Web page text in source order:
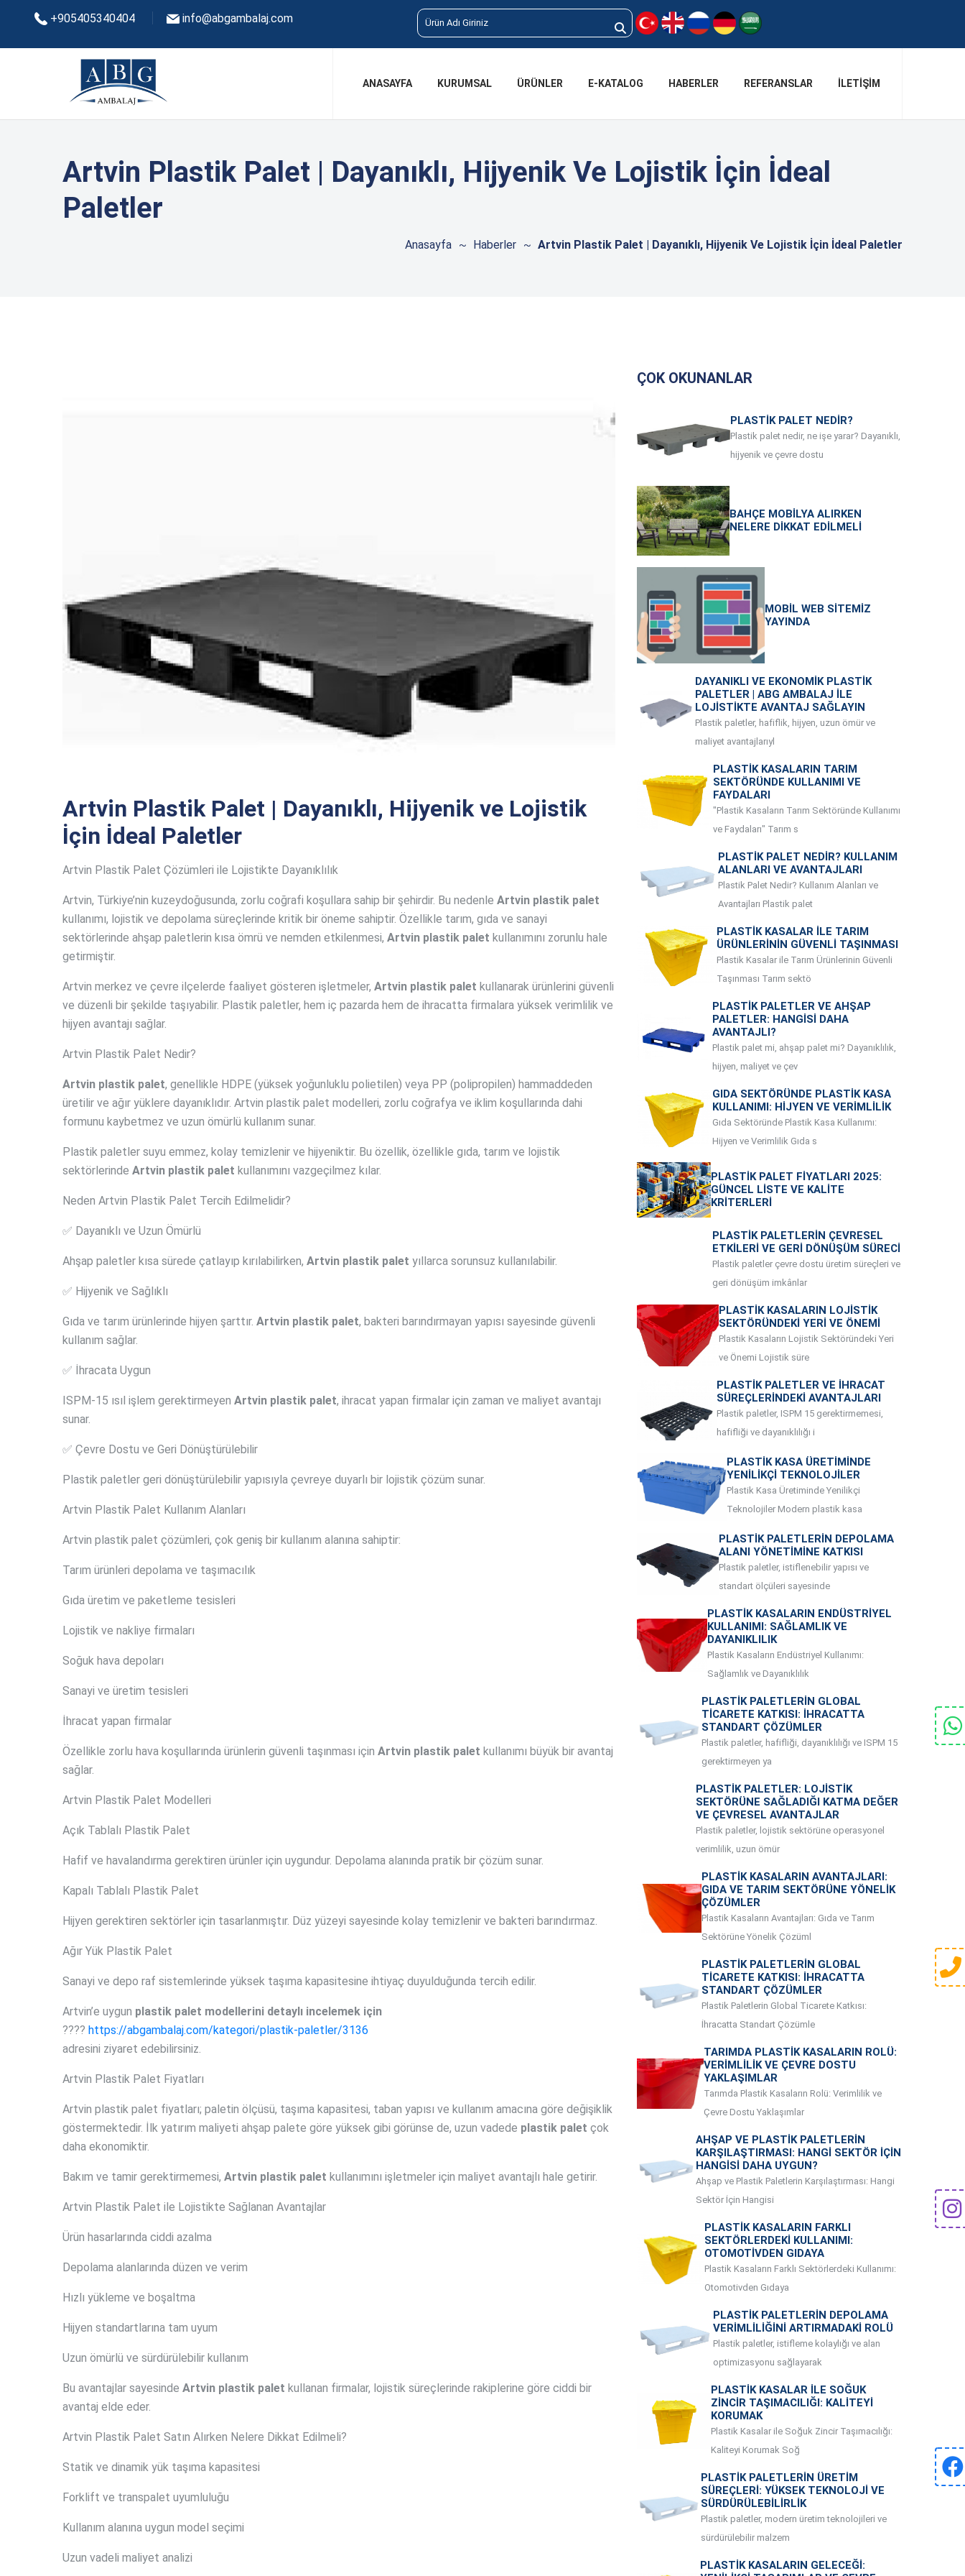
+905405340404 info@abgambalaj.com
ANASAYFA KURUMSAL ÜRÜNLER E-KATALOG HABERLER REFERANSLAR İLETIŞIM
Artvin Plastik Palet | Dayanıklı, Hijyenik Ve Lojistik İçin İdeal
Paletler
Anasayfa Haberler Artvin Plastik Palet | Dayanıklı, Hijyenik Ve Lojistik İçin İdeal Paletler
Artvin Plastik Palet | Dayanıklı, Hijyenik ve Lojistik
İçin İdeal Paletler
Artvin Plastik Palet Çözümleri ile Lojistikte Dayanıklılık
Artvin, Türkiye’nin kuzeydoğusunda, zorlu coğrafi koşullara sahip bir şehirdir. Bu nedenle Artvin plastik palet
kullanımı, lojistik ve depolama süreçlerinde kritik bir öneme sahiptir. Özellikle tarım, gıda ve sanayi
sektörlerinde ahşap paletlerin kısa ömrü ve nemden etkilenmesi, Artvin plastik palet kullanımını zorunlu hale
getirmiştir.
Artvin merkez ve çevre ilçelerde faaliyet gösteren işletmeler, Artvin plastik palet kullanarak ürünlerini güvenli
ve düzenli bir şekilde taşıyabilir. Plastik paletler, hem iç pazarda hem de ihracatta firmalara yüksek verimlilik ve
hijyen avantajı sağlar.
Artvin Plastik Palet Nedir?
Artvin plastik palet, genellikle HDPE (yüksek yoğunluklu polietilen) veya PP (polipropilen) hammaddeden
üretilir ve ağır yüklere dayanıklıdır. Artvin plastik palet modelleri, zorlu coğrafya ve iklim koşullarında dahi
formunu kaybetmez ve uzun ömürlü kullanım sunar.
Plastik paletler suyu emmez, kolay temizlenir ve hijyeniktir. Bu özellik, özellikle gıda, tarım ve lojistik
sektörlerinde Artvin plastik palet kullanımını vazgeçilmez kılar.
Neden Artvin Plastik Palet Tercih Edilmelidir?
✅ Dayanıklı ve Uzun Ömürlü
Ahşap paletler kısa sürede çatlayıp kırılabilirken, Artvin plastik palet yıllarca sorunsuz kullanılabilir.
✅ Hijyenik ve Sağlıklı
Gıda ve tarım ürünlerinde hijyen şarttır. Artvin plastik palet, bakteri barındırmayan yapısı sayesinde güvenli
kullanım sağlar.
✅ İhracata Uygun
ISPM-15 ısıl işlem gerektirmeyen Artvin plastik palet, ihracat yapan firmalar için zaman ve maliyet avantajı
sunar.
✅ Çevre Dostu ve Geri Dönüştürülebilir
Plastik paletler geri dönüştürülebilir yapısıyla çevreye duyarlı bir lojistik çözüm sunar.
Artvin Plastik Palet Kullanım Alanları
Artvin plastik palet çözümleri, çok geniş bir kullanım alanına sahiptir:
Tarım ürünleri depolama ve taşımacılık
Gıda üretim ve paketleme tesisleri
Lojistik ve nakliye firmaları
Soğuk hava depoları
Sanayi ve üretim tesisleri
İhracat yapan firmalar
Özellikle zorlu hava koşullarında ürünlerin güvenli taşınması için Artvin plastik palet kullanımı büyük bir avantaj
sağlar.
Artvin Plastik Palet Modelleri
Açık Tablalı Plastik Palet
Hafif ve havalandırma gerektiren ürünler için uygundur. Depolama alanında pratik bir çözüm sunar.
Kapalı Tablalı Plastik Palet
Hijyen gerektiren sektörler için tasarlanmıştır. Düz yüzeyi sayesinde kolay temizlenir ve bakteri barındırmaz.
Ağır Yük Plastik Palet
Sanayi ve depo raf sistemlerinde yüksek taşıma kapasitesine ihtiyaç duyulduğunda tercih edilir.
Artvin’e uygun plastik palet modellerini detaylı incelemek için
???? https://abgambalaj.com/kategori/plastik-paletler/3136
adresini ziyaret edebilirsiniz.
Artvin Plastik Palet Fiyatları
Artvin plastik palet fiyatları; paletin ölçüsü, taşıma kapasitesi, taban yapısı ve kullanım amacına göre değişiklik
göstermektedir. İlk yatırım maliyeti ahşap palete göre yüksek gibi görünse de, uzun vadede plastik palet çok
daha ekonomiktir.
Bakım ve tamir gerektirmemesi, Artvin plastik palet kullanımını işletmeler için maliyet avantajlı hale getirir.
Artvin Plastik Palet ile Lojistikte Sağlanan Avantajlar
Ürün hasarlarında ciddi azalma
Depolama alanlarında düzen ve verim
Hızlı yükleme ve boşaltma
Hijyen standartlarına tam uyum
Uzun ömürlü ve sürdürülebilir kullanım
Bu avantajlar sayesinde Artvin plastik palet kullanan firmalar, lojistik süreçlerinde rakiplerine göre ciddi bir
avantaj elde eder.
Artvin Plastik Palet Satın Alırken Nelere Dikkat Edilmeli?
Statik ve dinamik yük taşıma kapasitesi
Forklift ve transpalet uyumluluğu
Kullanım alanına uygun model seçimi
Uzun vadeli maliyet analizi
ÇOK OKUNANLAR
PLASTIK PALET NEDIR?
Plastik palet nedir, ne işe yarar? Dayanıklı,
hijyenik ve çevre dostu
BAHÇE MOBILYA ALIRKEN
NELERE DIKKAT EDILMELI
MOBIL WEB SITEMIZ
YAYINDA
DAYANIKLI VE EKONOMIK PLASTIK
PALETLER | ABG AMBALAJ ILE
LOJISTIKTE AVANTAJ SAĞLAYIN
Plastik paletler, hafiflik, hijyen, uzun ömür ve
maliyet avantajlarıyl
PLASTIK KASALARIN TARIM
SEKTÖRÜNDE KULLANIMI VE
FAYDALARI
"Plastik Kasaların Tarım Sektöründe Kullanımı
ve Faydaları" Tarım s
PLASTIK PALET NEDIR? KULLANIM
ALANLARI VE AVANTAJLARI
Plastik Palet Nedir? Kullanım Alanları ve
Avantajları Plastik palet
PLASTIK KASALAR ILE TARIM
ÜRÜNLERININ GÜVENLI TAŞINMASI
Plastik Kasalar ile Tarım Ürünlerinin Güvenli
Taşınması Tarım sektö
PLASTIK PALETLER VE AHŞAP
PALETLER: HANGISI DAHA
AVANTAJLI?
Plastik palet mi, ahşap palet mi? Dayanıklılık,
hijyen, maliyet ve çev
GIDA SEKTÖRÜNDE PLASTIK KASA
KULLANIMI: HIJYEN VE VERIMLILIK
Gıda Sektöründe Plastik Kasa Kullanımı:
Hijyen ve Verimlilik Gıda s
PLASTIK PALET FIYATLARI 2025:
GÜNCEL LISTE VE KALITE
KRITERLERI
PLASTIK PALETLERIN ÇEVRESEL
ETKILERI VE GERI DÖNÜŞÜM SÜRECI
Plastik paletler çevre dostu üretim süreçleri ve
geri dönüşüm imkânlar
PLASTIK KASALARIN LOJISTIK
SEKTÖRÜNDEKI YERI VE ÖNEMI
Plastik Kasaların Lojistik Sektöründeki Yeri
ve Önemi Lojistik süre
PLASTIK PALETLER VE İHRACAT
SÜREÇLERINDEKI AVANTAJLARI
Plastik paletler, ISPM 15 gerektirmemesi,
hafifliği ve dayanıklılığı i
PLASTIK KASA ÜRETIMINDE
YENILIKÇI TEKNOLOJILER
Plastik Kasa Üretiminde Yenilikçi
Teknolojiler Modern plastik kasa
PLASTIK PALETLERIN DEPOLAMA
ALANI YÖNETIMINE KATKISI
Plastik paletler, istiflenebilir yapısı ve
standart ölçüleri sayesinde
PLASTIK KASALARIN ENDÜSTRIYEL
KULLANIMI: SAĞLAMLIK VE
DAYANIKLILIK
Plastik Kasaların Endüstriyel Kullanımı:
Sağlamlık ve Dayanıklılık
PLASTIK PALETLERIN GLOBAL
TICARETE KATKISI: İHRACATTA
STANDART ÇÖZÜMLER
Plastik paletler, hafifliği, dayanıklılığı ve ISPM 15
gerektirmeyen ya
PLASTIK PALETLER: LOJISTIK
SEKTÖRÜNE SAĞLADIĞI KATMA DEĞER
VE ÇEVRESEL AVANTAJLAR
Plastik paletler, lojistik sektörüne operasyonel
verimlilik, uzun ömür
PLASTIK KASALARIN AVANTAJLARI:
GIDA VE TARIM SEKTÖRÜNE YÖNELIK
ÇÖZÜMLER
Plastik Kasaların Avantajları: Gıda ve Tarım
Sektörüne Yönelik Çözüml
PLASTIK PALETLERIN GLOBAL
TICARETE KATKISI: İHRACATTA
STANDART ÇÖZÜMLER
Plastik Paletlerin Global Ticarete Katkısı:
İhracatta Standart Çözümle
TARIMDA PLASTIK KASALARIN ROLÜ:
VERIMLILIK VE ÇEVRE DOSTU
YAKLAŞIMLAR
Tarımda Plastik Kasaların Rolü: Verimlilik ve
Çevre Dostu Yaklaşımlar
AHŞAP VE PLASTIK PALETLERIN
KARŞILAŞTIRMASI: HANGI SEKTÖR İÇIN
HANGISI DAHA UYGUN?
Ahşap ve Plastik Paletlerin Karşılaştırması: Hangi
Sektör İçin Hangisi
PLASTIK KASALARIN FARKLI
SEKTÖRLERDEKI KULLANIMI:
OTOMOTIVDEN GIDAYA
Plastik Kasaların Farklı Sektörlerdeki Kullanımı:
Otomotivden Gıdaya
PLASTIK PALETLERIN DEPOLAMA
VERIMLILIĞINI ARTIRMADAKI ROLÜ
Plastik paletler, istifleme kolaylığı ve alan
optimizasyonu sağlayarak
PLASTIK KASALAR ILE SOĞUK
ZINCIR TAŞIMACILIĞI: KALITEYI
KORUMAK
Plastik Kasalar ile Soğuk Zincir Taşımacılığı:
Kaliteyi Korumak Soğ
PLASTIK PALETLERIN ÜRETIM
SÜREÇLERI: YÜKSEK TEKNOLOJI VE
SÜRDÜRÜLEBILIRLIK
Plastik paletler, modern üretim teknolojileri ve
sürdürülebilir malzem
PLASTIK KASALARIN GELECEĞI: